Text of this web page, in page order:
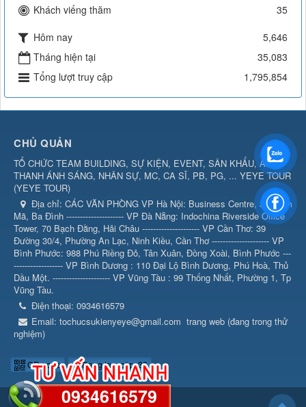
Khách viếng thăm
35
Hôm nay
5,646
Tháng hiện tại
35,083
Tổng lượt truy cập
1,795,854
CHỦ QUẢN
TỔ CHỨC TEAM BUILDING, SỰ KIỆN, EVENT, SÂN KHẤU, ÂM
THANH ÁNH SÁNG, NHÂN SỰ, MC, CA SĨ, PB, PG, ... YEYE TOUR
(YEYE TOUR)
Địa chỉ: CÁC VĂN PHÒNG VP Hà Nội: Business Centre, 360 Kim
Mã, Ba Đình --------------------- VP Đà Nẵng: Indochina Riverside Office
Tower, 70 Bạch Đằng, Hải Châu --------------------- VP Cần Thơ: 39
Đường 30/4, Phường An Lạc, Ninh Kiều, Cần Thơ --------------------- VP
Bình Phước: 988 Phú Riềng Đỏ, Tân Xuân, Đồng Xoài, Bình Phước ---
------------------ VP Bình Dương : 110 Đại Lộ Bình Dương, Phú Hoà, Thủ
Dầu Một. --------------------- VP Vũng Tàu : 99 Thống Nhất, Phường 1, Tp
Vũng Tàu.
Điện thoại: 0934616579
Email: tochucsukienyeye@gmail.com trang web (đang trong thử
nghiệm)
QR-code Đang truy cập: 36
0934616579